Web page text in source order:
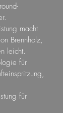
macht
Brennholz,
leicht.
für
für